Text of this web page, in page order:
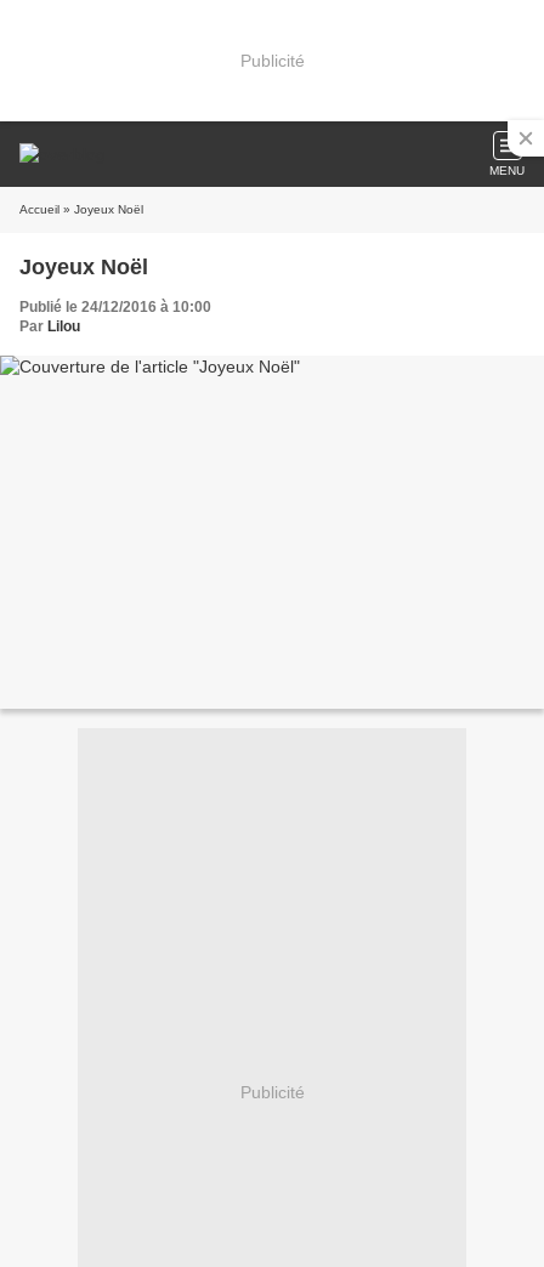
Publicité
MENU
Accueil » Joyeux Noël
Joyeux Noël
Publié le 24/12/2016 à 10:00
Par Lilou
Publicité